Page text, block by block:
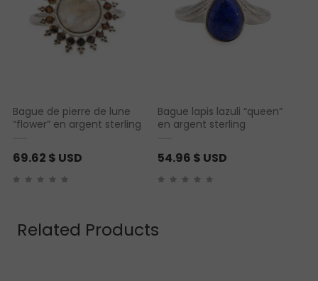
Bague de pierre de lune
“flower” en argent sterling
69.62 $ USD
Bague lapis lazuli “queen”
en argent sterling
54.96 $ USD
Related Products